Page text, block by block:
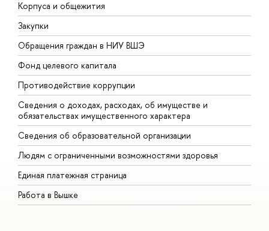
Корпуса и общежития
Закупки
Обращения граждан в НИУ ВШЭ
Фонд целевого капитала
Противодействие коррупции
Сведения о доходах, расходах, об имуществе и
обязательствах имущественного характера
Сведения об образовательной организации
Людям с ограниченными возможностями здоровья
Единая платежная страница
Работа в Вышке